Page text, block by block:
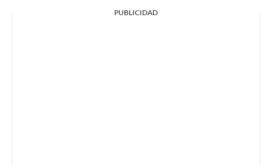
PUBLICIDAD